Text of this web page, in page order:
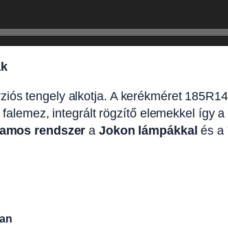
tengely alkotja. A kerékméret
integrált rögzítő elemekkel így
rendszer aJokon lámpákkal és a